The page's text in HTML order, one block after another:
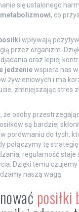
się ustalonego
metabolizmowi, co
wpływają
przez organizm.
oraz lepiej
jedzeniewspiera nas
żywieniowych i ma
zmniejszając stres
że osoby
są bardziej
porównaniu do tych,
połączymy tę
regularność staje
Dzięki temu czujemy
naszą wagą.
posiłki